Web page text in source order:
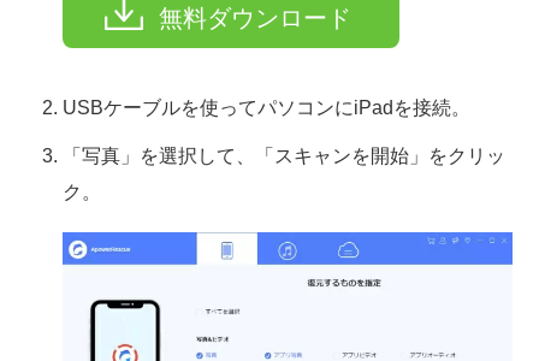
無料ダウンロード
USBケーブルを使ってパソコンにiPadを接続。
「写真」を選択して、「スキャンを開始」をクリッ
ク。